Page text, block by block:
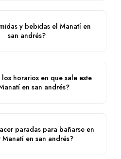
y bebidas el Manatí en
san andrés?
los horarios en que sale este
en san andrés?
paradas para bañarse en
Manatí en san andrés?